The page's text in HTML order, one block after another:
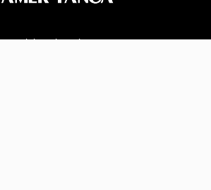
BİZİ TAKİP EDİN